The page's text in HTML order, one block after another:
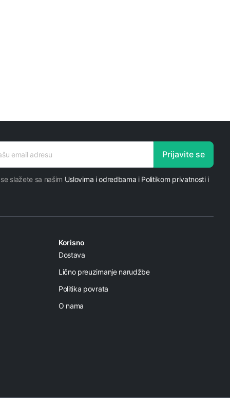
Prijavite se
slažete sa našim Uslovima i odredbama i Politikom privatnosti i
Korisno
Dostava
Lično preuzimanje narudžbe
Politika povrata
O nama